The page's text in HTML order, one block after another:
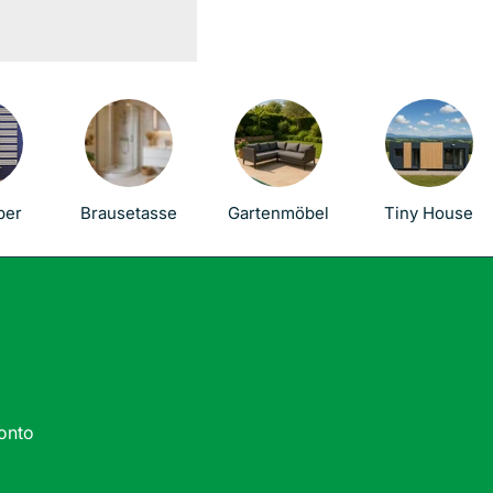
Brausetasse Gartenmöbel Tiny House